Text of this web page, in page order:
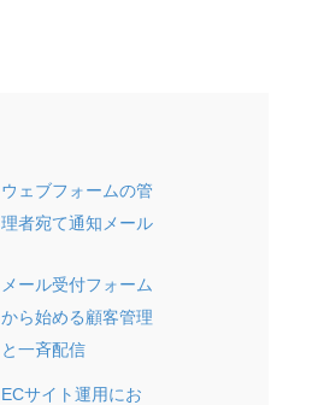
ウェブフォームの管
理者宛て通知メール
メール受付フォーム
から始める顧客管理
と一斉配信
ECサイト運用にお